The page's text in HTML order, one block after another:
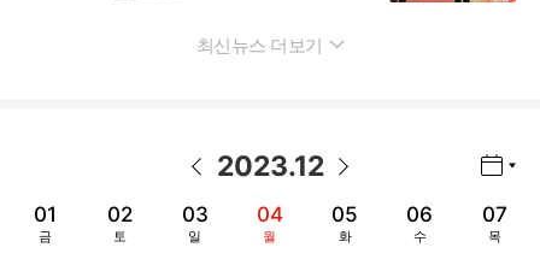
최신뉴스 더보기
2023.12
01
금
02
토
03
일
04
월
05
화
06
수
07
목